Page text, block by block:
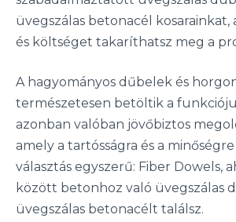
üvegszálas betonacél
és költséget takaríthatsz meg a
A hagyományos dűbelek és
természetesen betöltik a
azonban valóban jövőbiztos
amely a tartósságra és a
választás egyszerű: Fiber Dowels,
között betonhoz való üvegszálas
üvegszálas betonacélt találsz.